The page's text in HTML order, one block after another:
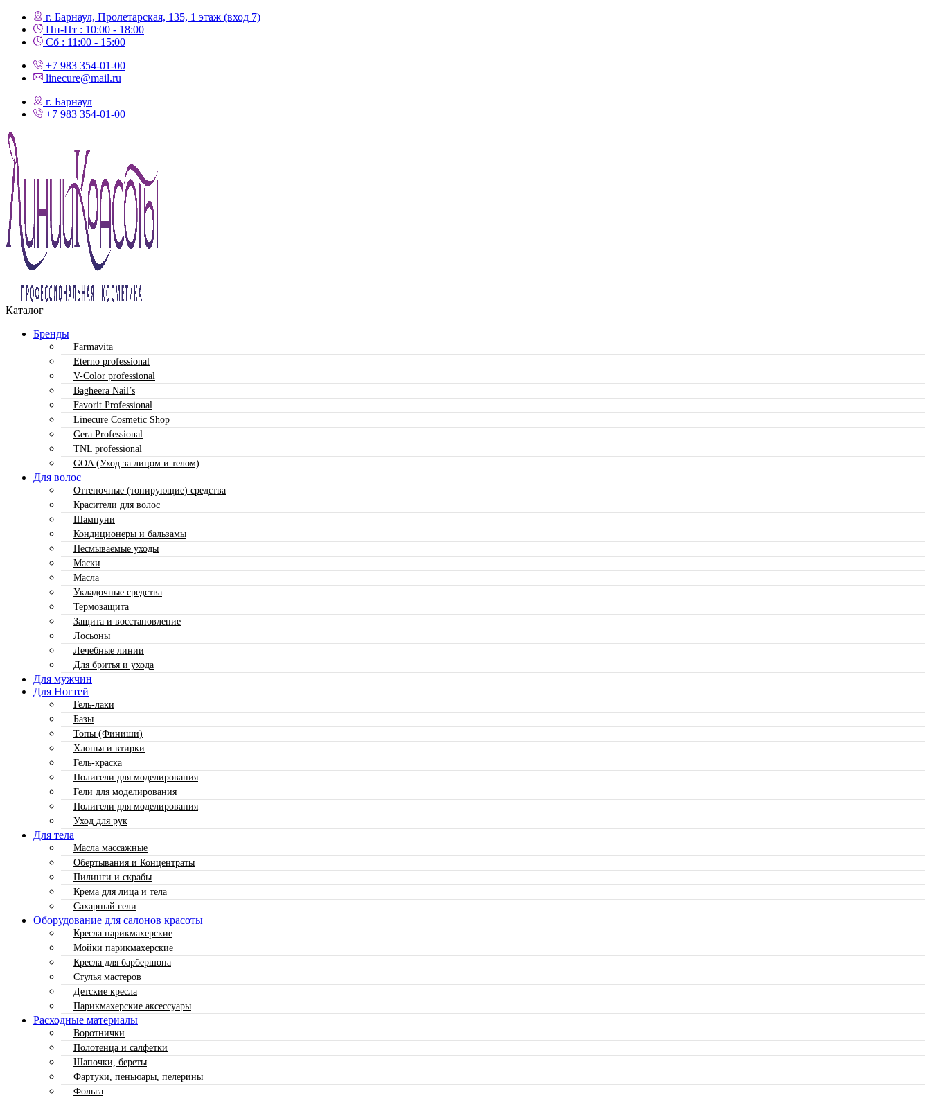
г. Барнаул, Пролетарская, 135,​ 1 этаж (вход 7)
Пн-Пт : 10:00 - 18:00
Сб : 11:00 - 15:00
+7 983 354-01-00
linecure@mail.ru
г. Барнаул
+7 983 354-01-00
Каталог
Бренды
Farmavita
Eterno professional
V-Color professional
Bagheera Nail’s
Favorit Professional
Linecure Cosmetic Shop
Gera Professional
TNL professional
GOA (Уход за лицом и телом)
Для волос
Оттеночные (тонирующие) средства
Красители для волос
Шампуни
Кондиционеры и бальзамы
Несмываемые уходы
Маски
Масла
Укладочные средства
Термозащита
Защита и восстановление
Лосьоны
Лечебные линии
Для бритья и ухода
Для мужчин
Для Ногтей
Гель-лаки
Базы
Топы (Финиши)
Хлопья и втирки
Гель-краска
Полигели для моделирования
Гели для моделирования
Полигели для моделирования
Уход для рук
Для тела
Масла массажные
Обертывания и Концентраты
Пилинги и скрабы
Крема для лица и тела
Сахарный гели
Оборудование для салонов красоты
Кресла парикмахерские
Мойки парикмахерские
Кресла для барбершопа
Стулья мастеров
Детские кресла
Парикмахерские аксессуары
Расходные материалы
Воротнички
Полотенца и салфетки
Шапочки, береты
Фартуки, пеньюары, пелерины
Фольга